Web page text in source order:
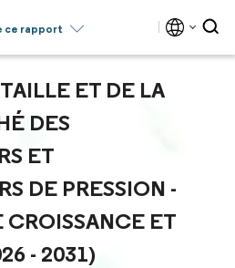
ce rapport
ET DE LA
DES
ET
DE PRESSION -
ET
- 2031)